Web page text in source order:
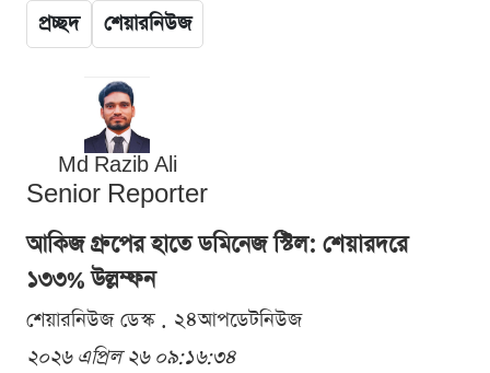
প্রচ্ছদ শেয়ারনিউজ
Md Razib Ali
Senior Reporter
আকিজ গ্রুপের হাতে ডমিনেজ স্টিল: শেয়ারদরে
১৩৩% উল্লম্ফন
শেয়ারনিউজ ডেস্ক . ২৪আপডেটনিউজ
২০২৬ এপ্রিল ২৬ ০৯:১৬:৩৪